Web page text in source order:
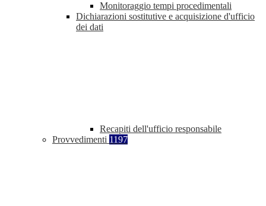
Monitoraggio tempi procedimentali
Dichiarazioni sostitutive e acquisizione d'ufficio
dei dati
Recapiti dell'ufficio responsabile
Provvedimenti 1197